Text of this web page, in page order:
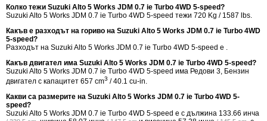
Колко тежи Suzuki Alto 5 Works JDM 0.7 ie Turbo 4WD 5-speed?
Suzuki Alto 5 Works JDM 0.7 ie Turbo 4WD 5-speed тежи 720 Kg / 1587 lbs.
Какъв е разходът на гориво на Suzuki Alto 5 Works JDM 0.7 ie Turbo 4WD
5-speed?
Разходът на Suzuki Alto 5 Works JDM 0.7 ie Turbo 4WD 5-speed е .
Какъв двигател има Suzuki Alto 5 Works JDM 0.7 ie Turbo 4WD 5-speed?
Suzuki Alto 5 Works JDM 0.7 ie Turbo 4WD 5-speed има Редови 3, Бензин
двигател с капацитет 657 cm3 / 40.1 cu-in.
Какви са размерите на Suzuki Alto 5 Works JDM 0.7 ie Turbo 4WD 5-
speed?
Suzuki Alto 5 Works JDM 0.7 ie Turbo 4WD 5-speed е с дължина 133.66 инча